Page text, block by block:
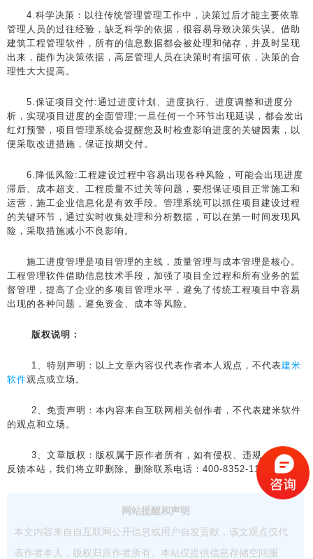
4.科学决策：以往传统管理管理工作中，决策过后才能主要依靠
管理人员的过往经验，缺乏科学的依据，很容易导致决策失误。借助
建筑工程管理软件，所有的信息数据都会被处理和储存，并及时呈现
出来，能作为决策依据，高层管理人员在决策时有据可依，决策的合
理性大大提高。
5.保证项目交付:通过进度计划、进度执行、进度调整和进度分
析，实现项目进度的全面管理;一旦任何一个环节出现延误，都会发出
红灯预警，项目管理系统会提醒您及时检查影响进度的关键因素，以
便采取改进措施，保证按期交付。
6.降低风险:工程建设过程中容易出现各种风险，可能会出现进度
滞后、成本超支、工程质量不过关等问题，要想保证项目正常施工和
运营，施工企业信息化是有效手段。管理系统可以抓住项目建设过程
的关键环节，通过实时收集处理和分析数据，可以在第一时间发现风
险，采取措施减小不良影响。
施工进度管理是项目管理的主线，质量管理与成本管理是核心。
工程管理软件借助信息技术手段，加强了项目全过程和所有业务的监
督管理，提高了企业的多项目管理水平，避免了传统工程项目中容易
出现的各种问题，避免资金、成本等风险。
版权说明：
1、特别声明：以上文章内容仅代表作者本人观点，不代表建米
软件观点或立场。
2、免责声明：本内容来自互联网相关创作者，不代表建米软件
的观点和立场。
3、文章版权：版权属于原作者所有，如有侵权、违规，可直接
反馈本站，我们将立即删除。删除联系电话：400-8352-114
网站提醒和声明
本文内容来自自互联网公开信息或用户自发贡献，该文观点仅代
表作者本人，版权归原作者所有。本站仅提供信息存储空间服